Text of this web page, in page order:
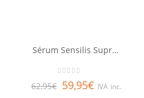
Sérum Sensilis Supreme Booster [Booster FeCE]
62,95€ 59,95€ IVA inc.